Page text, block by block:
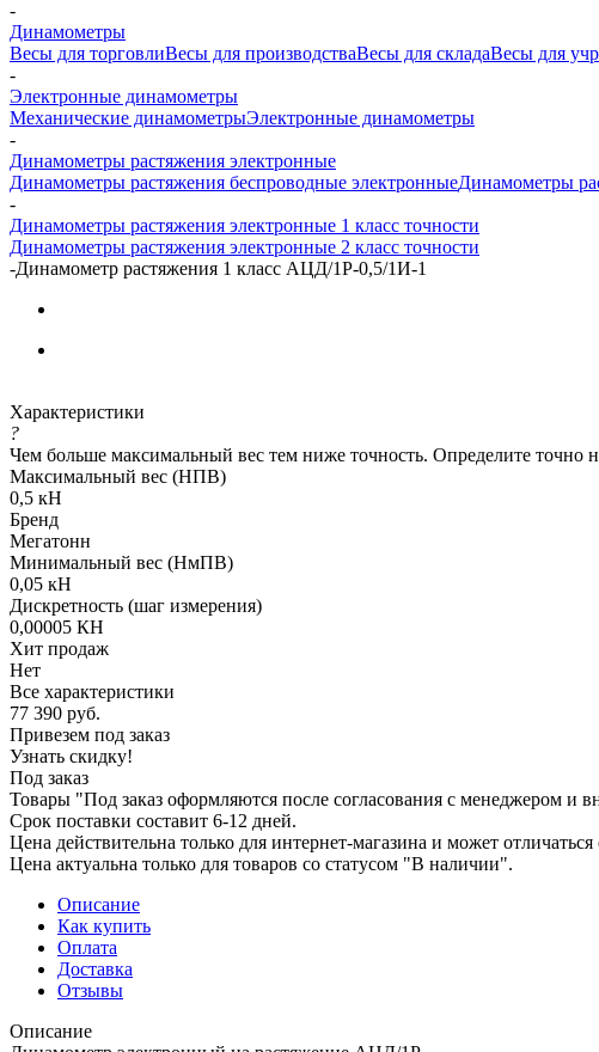
-
Динамометры
Весы для торговлиВесы для производстваВесы для складаВесы для
-
Электронные динамометры
Механические динамометрыЭлектронные динамометры
-
Динамометры растяжения электронные
Динамометры растяжения беспроводные электронныеДинамометры
-
Динамометры растяжения электронные 1 класс точности
Динамометры растяжения электронные 2 класс точности
-Динамометр растяжения 1 класс АЦД/1Р-0,5/1И-1
Характеристики
?
Чем больше максимальный вес тем ниже точность. Определите
Максимальный вес (НПВ)
0,5 кН
Бренд
Мегатонн
Минимальный вес (НмПВ)
0,05 кН
Дискретность (шаг измерения)
0,00005 КН
Хит продаж
Нет
Все характеристики
77 390 руб.
Привезем под заказ
Узнать скидку!
Под заказ
Товары "Под заказ оформляются после согласования с менеджером и
Срок поставки составит 6-12 дней.
Цена действительна только для интернет-магазина и может
Цена актуальна только для товаров со статусом "В наличии".
Описание
Как купить
Оплата
Доставка
Отзывы
Описание